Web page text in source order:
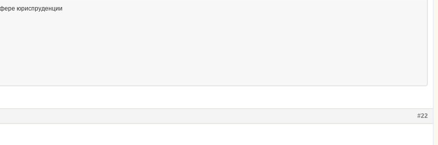
юриспруденции
#22